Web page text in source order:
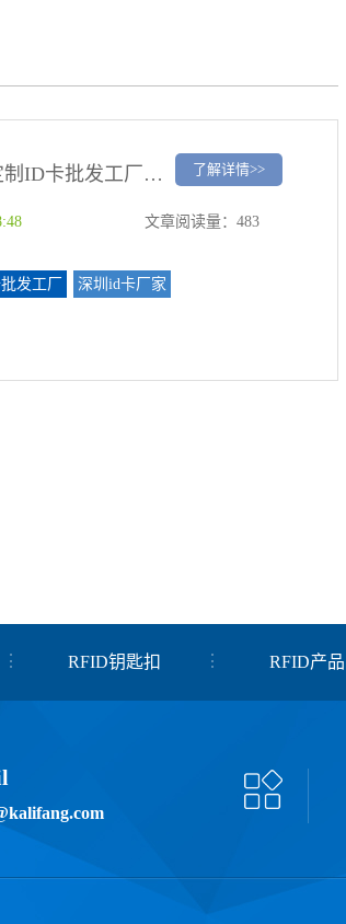
深圳ID卡厂家专业制作ID卡定制ID卡批发工厂智能卡定制 了解详情>>
文章阅读量：483
发工厂 深圳id卡厂家
RFID钥匙扣 RFID产品